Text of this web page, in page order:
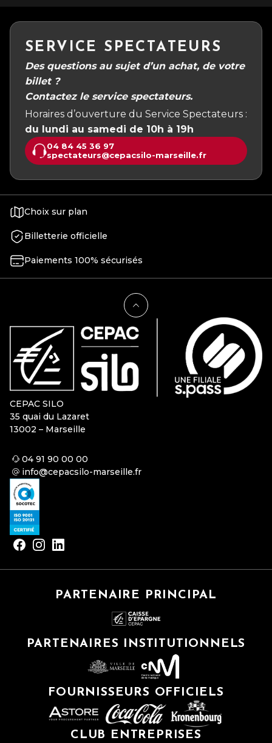
SERVICE SPECTATEURS
Des questions au sujet d’un achat, de votre
billet ?
Contactez le service spectateurs.
Horaires d’ouverture du Service Spectateurs :
du lundi au samedi de 10h à 19h
04 84 45 36 97
spectateurs@cepacsilo-marseille.fr
Choix sur plan
Billetterie officielle
Paiements 100% sécurisés
CEPAC SILO
35 quai du Lazaret
13002 – Marseille
04 91 90 00 00
info@cepacsilo-marseille.fr
PARTENAIRE PRINCIPAL
PARTENAIRES INSTITUTIONNELS
FOURNISSEURS OFFICIELS
CLUB ENTREPRISES